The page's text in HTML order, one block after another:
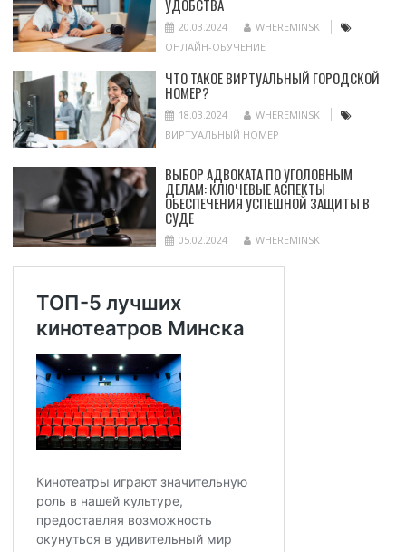
УДОБСТВА
20.03.2024
WHEREMINSK
ОНЛАЙН-ОБУЧЕНИЕ
ЧТО ТАКОЕ ВИРТУАЛЬНЫЙ ГОРОДСКОЙ
НОМЕР?
18.03.2024
WHEREMINSK
ВИРТУАЛЬНЫЙ НОМЕР
ВЫБОР АДВОКАТА ПО УГОЛОВНЫМ
ДЕЛАМ: КЛЮЧЕВЫЕ АСПЕКТЫ
ОБЕСПЕЧЕНИЯ УСПЕШНОЙ ЗАЩИТЫ В
СУДЕ
05.02.2024 WHEREMINSK